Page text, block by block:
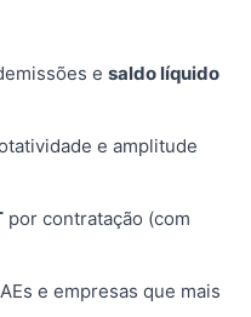
e saldo líquido
e amplitude
por contratação (com
e empresas que mais